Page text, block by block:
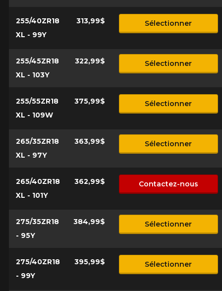
255/40ZR18
XL - 99Y
313,99$ Sélectionner
255/45ZR18
XL - 103Y
322,99$ Sélectionner
255/55ZR18
XL - 109W
375,99$ Sélectionner
265/35ZR18
XL - 97Y
363,99$ Sélectionner
265/40ZR18
XL - 101Y
362,99$ Contactez-nous
275/35ZR18
- 95Y
384,99$ Sélectionner
275/40ZR18
- 99Y
395,99$ Sélectionner